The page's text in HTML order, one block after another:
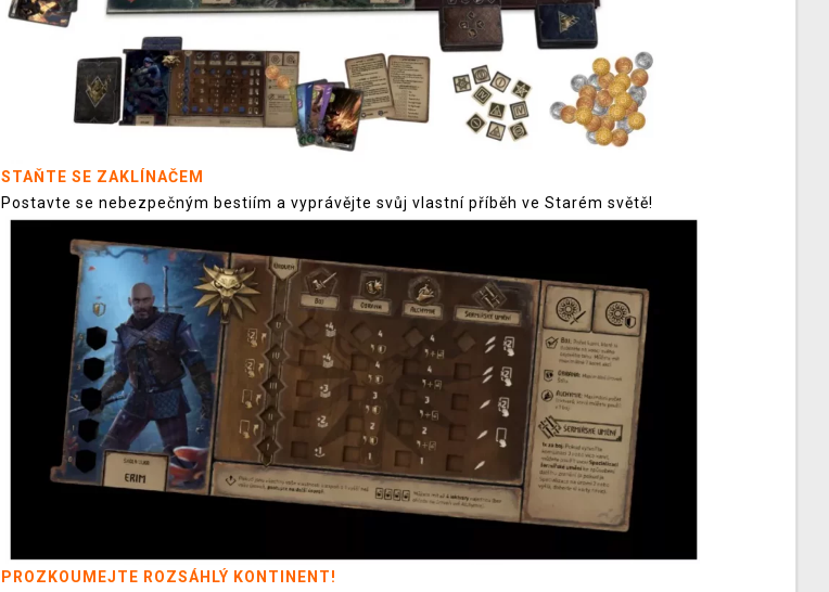
STAŇTE SE ZAKLÍNAČEM
Postavte se nebezpečným bestiím a vyprávějte svůj vlastní příběh ve Starém světě!
PROZKOUMEJTE ROZSÁHLÝ KONTINENT!